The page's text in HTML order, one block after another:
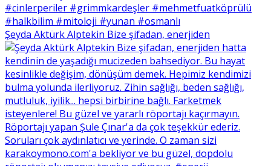
Şeyda Aktürk Alptekin Bize şifadan, enerjiden